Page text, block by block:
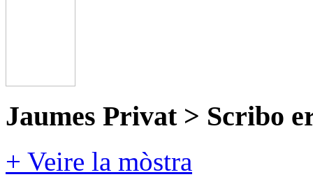
Jaumes Privat > Scribo
+ Veire la mòstra